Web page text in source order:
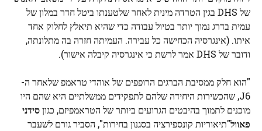
של DHS בגין הטרדה מינית לאחר שלטענתו ביטל חדר במלון של
עמית בדרג נמוך יותר בטיול עבודה כדי שהיא תיאלץ לחלוק אחד
איתו. (אינגרסיה הכחישה כל עבירה. העמיתה חזרה בה מתלונתה,
ודובר של DHS אמר לרשת כי אינגרסיה קיבלה אישור).
"הוא חלק ממסיבת הברגים הרופפים של אוהדי טראמפ שלאחר ה-
J6, שהכשירות היחידה שלהם לתפקידים ממשלתיים היא שהם היו
מוכנים לתמוך בהיבטים הגרועים ביותר של הטראמפיזם, כגוןסידני
פאוול"תיאוריות קונספירציה בסגנון בחירות", הסביר גורם לשעבר